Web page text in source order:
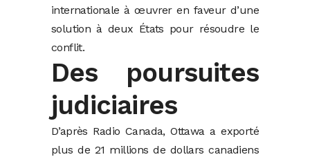
internationale à œuvrer en faveur d’une
solution à deux États pour résoudre le
conflit.
Des poursuites
judiciaires
D’après Radio Canada, Ottawa a exporté
plus de 21 millions de dollars canadiens